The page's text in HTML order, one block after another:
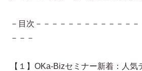
－目次－－－－－－－－－－－－
－－－
【１】OKa-Bizセミナー新着：人